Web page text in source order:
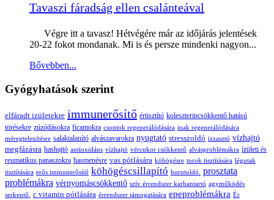
Tavaszi fáradság ellen csalánteával
Végre itt a tavasz! Hétvégére már az időjárás jelentések
20-22 fokot mondanak. Mi is és persze mindenki nagyon...
Bővebben...
Gyógyhatások szerint
elfáradt izületekre immunerősítő értisztító koleszterincsökkentő hatású
törésekre zúzódásokra ficamokra csontok regenerálódására inak regenerálódására
méregtelenítésre salaktalanító alvászavarokra nyugtató stresszoldó izzasztó vízhajtó
megfázásra hashajtó antioxidáns vízhajtó vércukor csökkentő alvásproblémákra ízületi és
reumatikus panaszokra hasmenésre vas pótlására köhögésre torok tisztítására légutak
tisztítására erős immunerősítő köhögéscsillapító hurutoldó. prosztata
problémákra vérnyomáscsökkentő szív érrendszer karbantartó agyműködés
serkentő. c vitamin pótlására érrendszer támogatására epeproblémákra Ér